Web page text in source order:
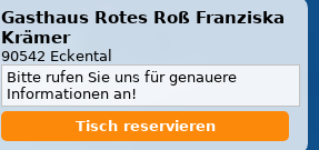
Gasthaus Rotes Roß Franziska
Krämer
90542 Eckental
Bitte rufen Sie uns für genauere
Informationen an!
Tisch reservieren